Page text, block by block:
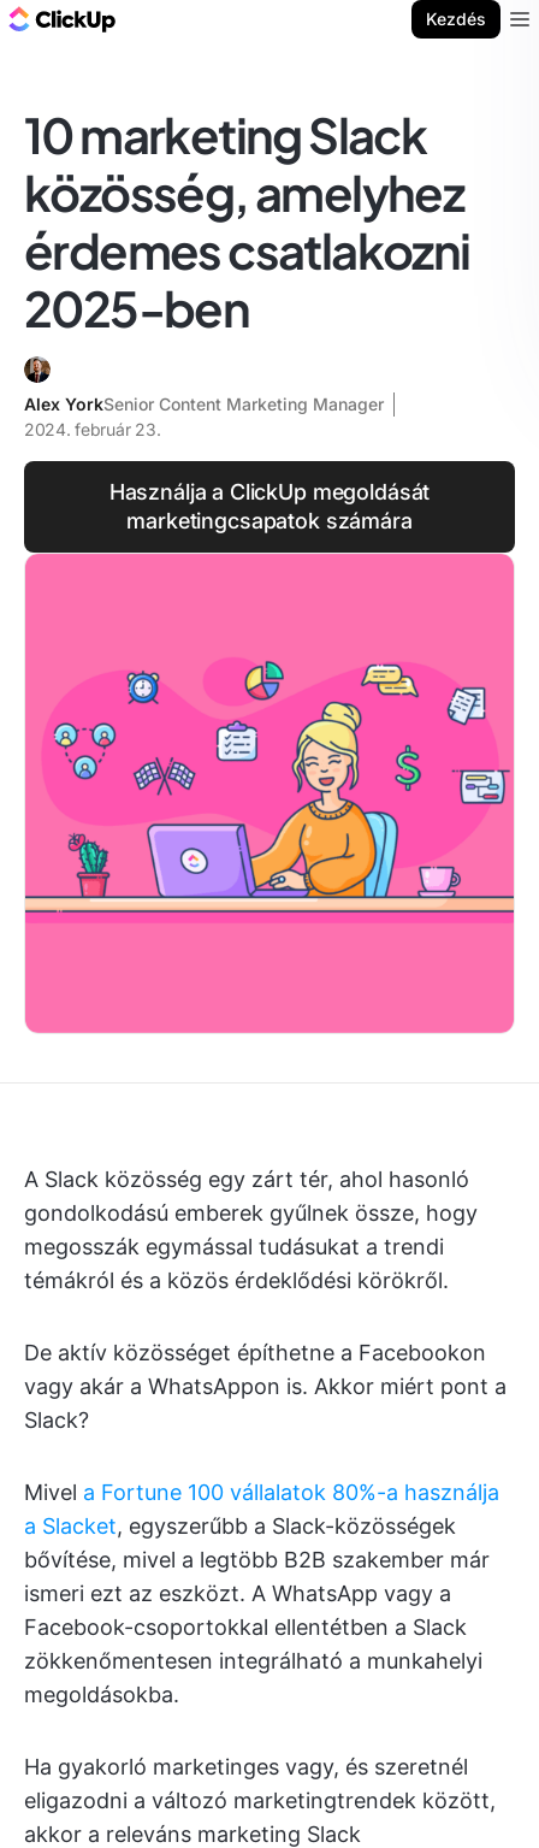
Kezdés
10 marketing Slack
közösség, amelyhez
érdemes csatlakozni
2025-ben
Alex YorkSenior Content Marketing Manager
2024. február 23.
Használja a ClickUp megoldását
marketingcsapatok számára
A Slack közösség egy zárt tér, ahol hasonló
gondolkodású emberek gyűlnek össze, hogy
megosszák egymással tudásukat a trendi
témákról és a közös érdeklődési körökről.
De aktív közösséget építhetne a Facebookon
vagy akár a WhatsAppon is. Akkor miért pont a
Slack?
Mivel a Fortune 100 vállalatok 80%-a használja
a Slacket, egyszerűbb a Slack-közösségek
bővítése, mivel a legtöbb B2B szakember már
ismeri ezt az eszközt. A WhatsApp vagy a
Facebook-csoportokkal ellentétben a Slack
zökkenőmentesen integrálható a munkahelyi
megoldásokba.
Ha gyakorló marketinges vagy, és szeretnél
eligazodni a változó marketingtrendek között,
akkor a releváns marketing Slack